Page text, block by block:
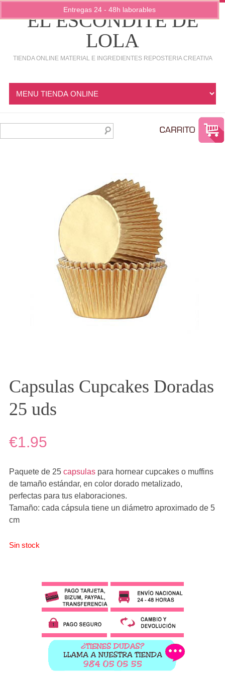
EL ESCONDITE DE
LOLA
TIENDA ONLINE MATERIAL E INGREDIENTES REPOSTERIA CREATIVA
Capsulas Cupcakes Doradas
25 uds
€1.95
Paquete de 25 capsulaspara hornear cupcakes o muffins
de tamaño estándar, en color dorado metalizado,
perfectas para tus elaboraciones.
Tamaño: cada cápsula tiene un diámetro aproximado de 5
cm
Sin stock
Entregas 24 - 48h laborables